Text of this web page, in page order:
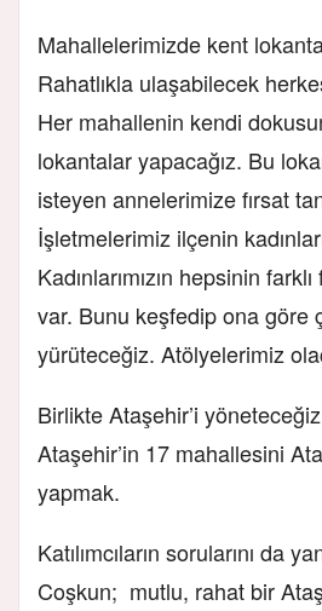
Mahallelerimizde kent
Rahatlıkla ulaşabilecek
Her mahallenin kendi
lokantalar yapacağız. Bu
isteyen annelerimize fırsat
İşletmelerimiz ilçenin
Kadınlarımızın hepsinin
var. Bunu keşfedip ona göre
yürüteceğiz. Atölyelerimiz
Birlikte Ataşehir’i
Ataşehir’in 17 mahallesini
yapmak.
Katılımcıların sorularını da
Coşkun; mutlu, rahat bir